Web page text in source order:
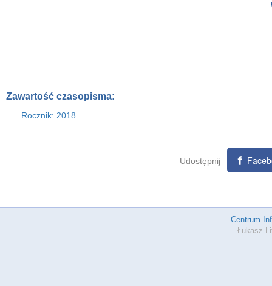
Zawartość czasopisma:
Rocznik: 2018
Udostępnij
Centrum
Łukasz